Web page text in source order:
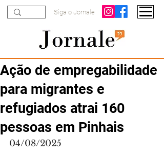
Siga o Jornale
Ação de empregabilidade
para migrantes e
refugiados atrai 160
pessoas em Pinhais
04/08/2025